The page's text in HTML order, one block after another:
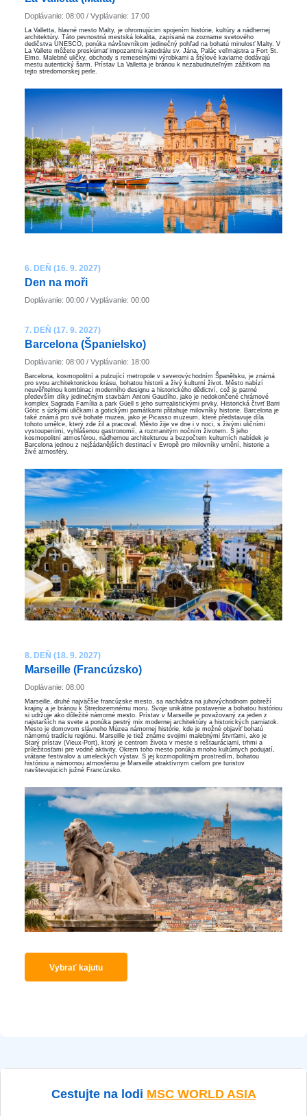
Doplávanie: 08:00 / Vyplávanie: 17:00
La Valletta, hlavné mesto Malty, je ohromujúcim spojením histórie, kultúry a nádhernej
architektúry. Táto pevnostná mestská lokalita, zapísaná na zozname svetového
dedičstva UNESCO, ponúka návštevníkom jedinečný pohľad na bohatú minulosť Malty. V
La Vallete môžete preskúmať impozantnú katedrálu sv. Jána, Palác veľmajstra a Fort St.
Elmo. Malebné uličky, obchody s remeselnými výrobkami a štýlové kaviarne dodávajú
mestu autentický šarm. Prístav La Valletta je bránou k nezabudnuteľným zážitkom na
tejto stredomorskej perle.
6. DEŇ (16. 9. 2027)
Den na moři
Doplávanie: 00:00 / Vyplávanie: 00:00
7. DEŇ (17. 9. 2027)
Barcelona ​​(Španielsko)
Doplávanie: 08:00 / Vyplávanie: 18:00
Barcelona, kosmopolitní a pulzující metropole v severovýchodním Španělsku, je známá
pro svou architektonickou krásu, bohatou historii a živý kulturní život. Město nabízí
neuvěřitelnou kombinaci moderního designu a historického dědictví, což je patrné
především díky jedinečným stavbám Antoni Gaudího, jako je nedokončené chrámové
komplex Sagrada Família a park Güell s jeho surrealistickými prvky. Historická čtvrť Barri
Gòtic s úzkými uličkami a gotickými památkami přitahuje milovníky historie. Barcelona je
také známá pro své bohaté muzea, jako je Picasso muzeum, které představuje díla
tohoto umělce, který zde žil a pracoval. Město žije ve dne i v noci, s živými uličními
vystoupeními, vyhlášenou gastronomií, a rozmanitým nočním životem. S jeho
kosmopolitní atmosférou, nádhernou architekturou a bezpočtem kulturních nabídek je
Barcelona jednou z nejžádanějších destinací v Evropě pro milovníky umění, historie a
živé atmosféry.
8. DEŇ (18. 9. 2027)
Marseille (Francúzsko)
Doplávanie: 08:00
Marseille, druhé najväčšie francúzske mesto, sa nachádza na juhovýchodnom pobreží
krajiny a je bránou k Stredozemnému moru. Svoje unikátne postavenie a bohatou históriou
si udržuje ako dôležité námorné mesto. Prístav v Marseille je považovaný za jeden z
najstarších na svete a ponúka pestrý mix modernej architektúry a historických pamiatok.
Mesto je domovom slávneho Múzea námornej histórie, kde je možné objaviť bohatú
námornú tradíciu regiónu. Marseille je tiež známe svojimi malebnými štvrťami, ako je
Starý prístav (Vieux-Port), ktorý je centrom života v meste s reštauráciami, trhmi a
príležitosťami pre vodné aktivity. Okrem toho mesto ponúka mnoho kultúrnych podujatí,
vrátane festivalov a umeleckých výstav. S jej kozmopolitným prostredím, bohatou
históriou a námornou atmosférou je Marseille atraktívnym cieľom pre turistov
navštevujúcich južné Francúzsko.
Vybrať kajutu
Cestujte na lodi MSC WORLD ASIA